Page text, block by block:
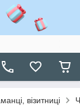
візитниці